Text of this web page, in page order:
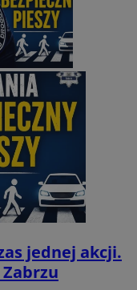
jednej akcji.